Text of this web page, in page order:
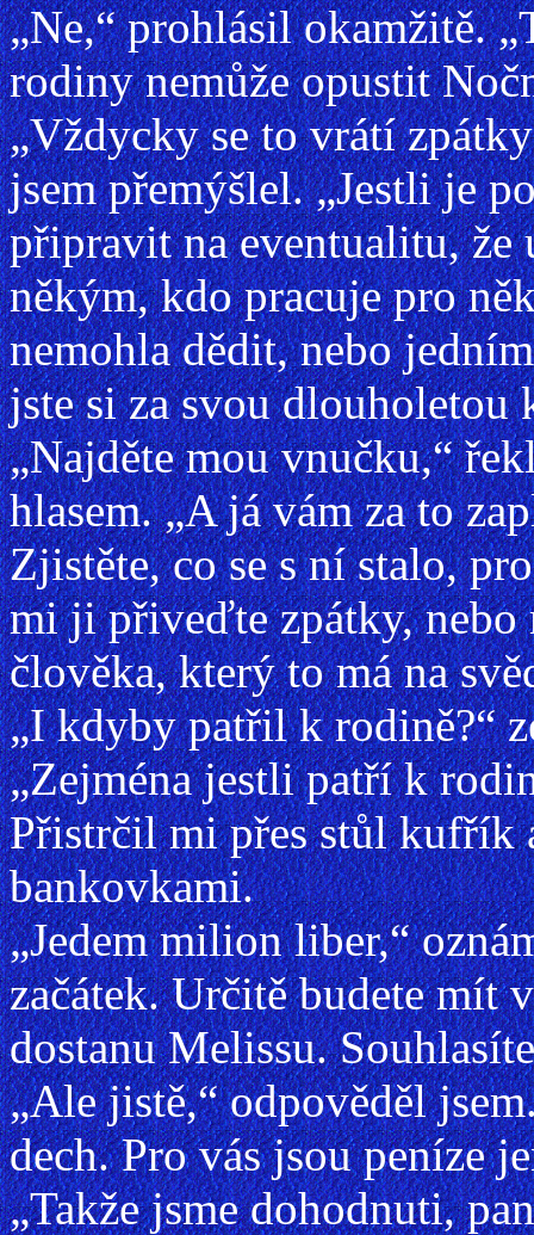
„Ne,“ prohlásil okamžitě.
rodiny nemůže opustit
„Vždycky se to vrátí
jsem přemýšlel. „Jestli je
připravit na eventualitu, že
někým, kdo pracuje pro
nemohla dědit, nebo
jste si za svou dlouholetou
„Najděte mou vnučku,“
hlasem. „A já vám za to
Zjistěte, co se s ní stalo,
mi ji přiveďte zpátky,
člověka, který to má na
„I kdyby patřil k rodině?“
„Zejména jestli patří k
Přistrčil mi přes stůl kufřík
bankovkami.
„Jedem milion liber,“
začátek. Určitě budete mít
dostanu Melissu.
„Ale jistě,“ odpověděl
dech. Pro vás jsou peníze
„Takže jsme dohodnuti,